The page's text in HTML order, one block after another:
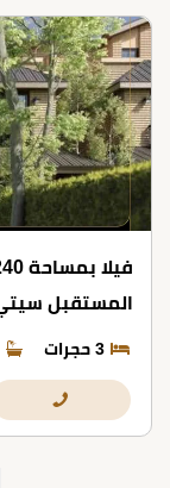
المستقبل
3 حجرات